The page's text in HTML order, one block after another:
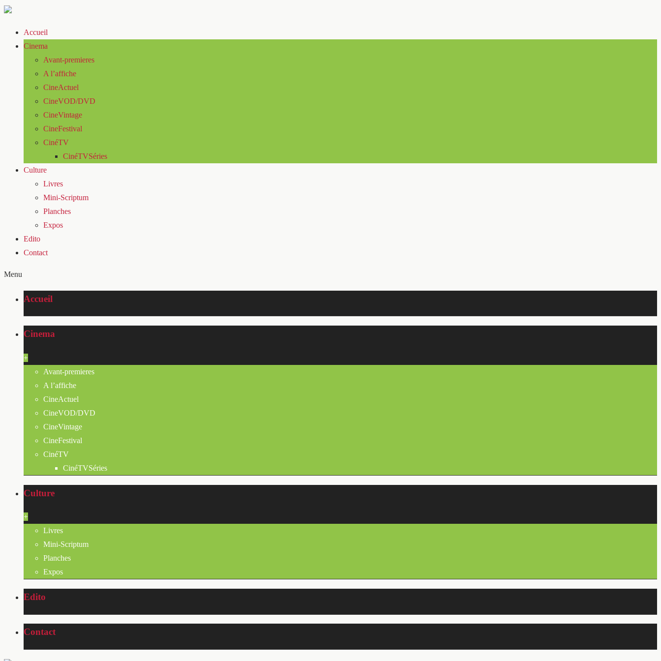
Accueil
Cinema
Avant-premieres
A l’affiche
CineActuel
CineVOD/DVD
CineVintage
CineFestival
CinéTV
CinéTVSéries
Culture
Livres
Mini-Scriptum
Planches
Expos
Edito
Contact
Menu
Accueil
Cinema
+
Avant-premieres
A l’affiche
CineActuel
CineVOD/DVD
CineVintage
CineFestival
CinéTV
CinéTVSéries
Culture
+
Livres
Mini-Scriptum
Planches
Expos
Edito
Contact